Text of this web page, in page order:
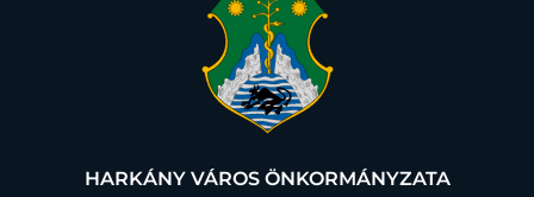
HARKÁNY VÁROS ÖNKORMÁNYZATA